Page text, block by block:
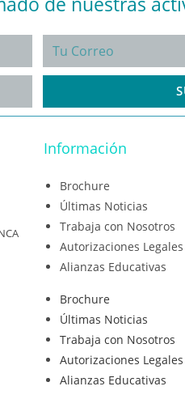
Información
Brochure
Últimas Noticias
Trabaja con Nosotros
Autorizaciones Legales
Alianzas Educativas
Brochure
Últimas Noticias
Trabaja con Nosotros
Autorizaciones Legales
Alianzas Educativas